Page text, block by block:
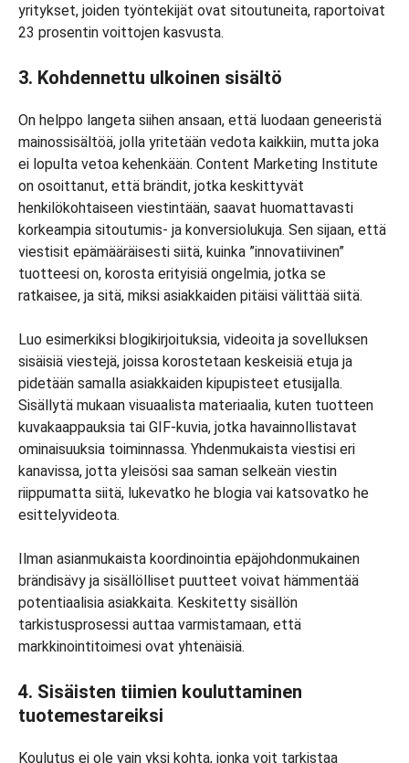
yritykset, joiden työntekijät ovat sitoutuneita, raportoivat
23 prosentin voittojen kasvusta.
3. Kohdennettu ulkoinen sisältö
On helppo langeta siihen ansaan, että luodaan geneeristä
mainossisältöä, jolla yritetään vedota kaikkiin, mutta joka
ei lopulta vetoa kehenkään. Content Marketing Institute
on osoittanut, että brändit, jotka keskittyvät
henkilökohtaiseen viestintään, saavat huomattavasti
korkeampia sitoutumis- ja konversiolukuja. Sen sijaan, että
viestisit epämääräisesti siitä, kuinka ”innovatiivinen”
tuotteesi on, korosta erityisiä ongelmia, jotka se
ratkaisee, ja sitä, miksi asiakkaiden pitäisi välittää siitä.
Luo esimerkiksi blogikirjoituksia, videoita ja sovelluksen
sisäisiä viestejä, joissa korostetaan keskeisiä etuja ja
pidetään samalla asiakkaiden kipupisteet etusijalla.
Sisällytä mukaan visuaalista materiaalia, kuten tuotteen
kuvakaappauksia tai GIF-kuvia, jotka havainnollistavat
ominaisuuksia toiminnassa. Yhdenmukaista viestisi eri
kanavissa, jotta yleisösi saa saman selkeän viestin
riippumatta siitä, lukevatko he blogia vai katsovatko he
esittelyvideota.
Ilman asianmukaista koordinointia epäjohdonmukainen
brändisävy ja sisällölliset puutteet voivat hämmentää
potentiaalisia asiakkaita. Keskitetty sisällön
tarkistusprosessi auttaa varmistamaan, että
markkinointitoimesi ovat yhtenäisiä.
4. Sisäisten tiimien kouluttaminen
tuotemestareiksi
Koulutus ei ole vain yksi kohta, jonka voit tarkistaa